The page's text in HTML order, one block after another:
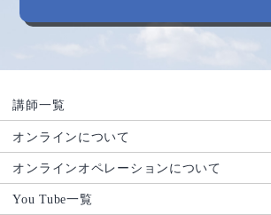
講師一覧
オンラインについて
オンラインオペレーションについて
You Tube一覧